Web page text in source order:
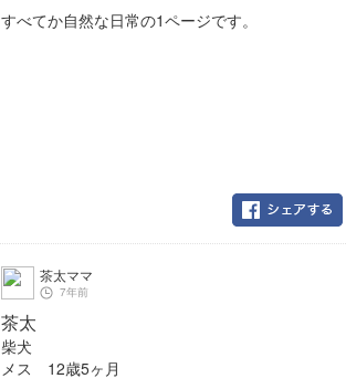
すべてか自然な日常の1ページです。
茶太ママ
7年前
茶太
柴犬
メス 12歳5ヶ月